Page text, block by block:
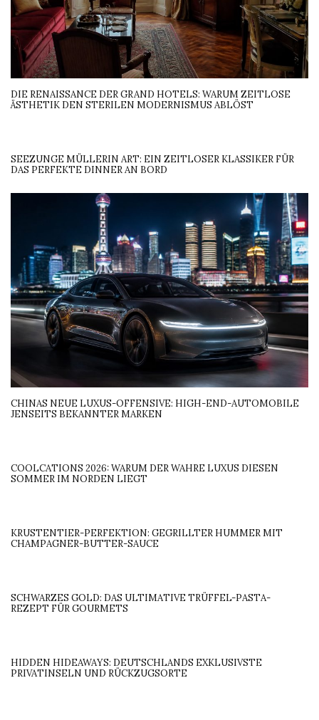
DIE RENAISSANCE DER GRAND HOTELS: WARUM ZEITLOSE
ÄSTHETIK DEN STERILEN MODERNISMUS ABLÖST
SEEZUNGE MÜLLERIN ART: EIN ZEITLOSER KLASSIKER FÜR
DAS PERFEKTE DINNER AN BORD
CHINAS NEUE LUXUS-OFFENSIVE: HIGH-END-AUTOMOBILE
JENSEITS BEKANNTER MARKEN
COOLCATIONS 2026: WARUM DER WAHRE LUXUS DIESEN
SOMMER IM NORDEN LIEGT
KRUSTENTIER-PERFEKTION: GEGRILLTER HUMMER MIT
CHAMPAGNER-BUTTER-SAUCE
SCHWARZES GOLD: DAS ULTIMATIVE TRÜFFEL-PASTA-
REZEPT FÜR GOURMETS
HIDDEN HIDEAWAYS: DEUTSCHLANDS EXKLUSIVSTE
PRIVATINSELN UND RÜCKZUGSORTE